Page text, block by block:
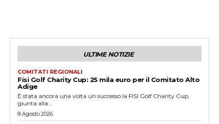
ULTIME NOTIZIE
COMITATI REGIONALI
Fisi Golf Charity Cup: 25 mila euro per il Comitato Alto
Adige
È stata ancora una volta un successo la FISI Golf Charity Cup,
giunta alla...
8 Agosto 2026